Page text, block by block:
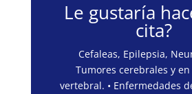
Le gustaría
cita?
Cefaleas, Epilepsia,
Tumores cerebrales y
vertebral. • Enfermedades